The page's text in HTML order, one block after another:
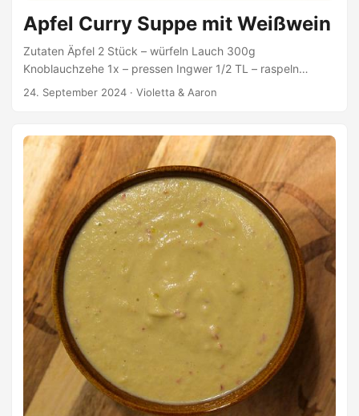
Apfel Curry Suppe mit Weißwein
Zutaten Äpfel 2 Stück – würfeln Lauch 300g
Knoblauchzehe 1x – pressen Ingwer 1/2 TL – raspeln
Gemüsebrühe 500ml Weißwein 25ml Kokosmilch 225ml
und Knoblauch leicht braun anbraten Curry und Ingwer
hinzugeben und kurz mit anbraten, bis die Gewürze
anfange zu duften Mit Weißwein ablöschen Gemüsebrühe
und Kokosmilch hinzugeben und 15 Min. köcheln ...
24. September 2024 · Violetta & Aaron